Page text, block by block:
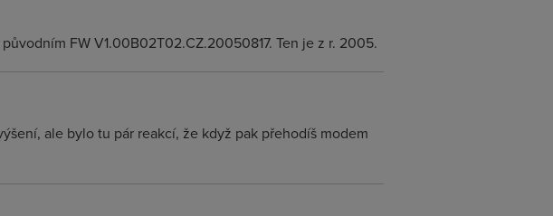
FW V1.00B02T02.CZ.20050817. Ten je z r. 2005.
ale bylo tu pár reakcí, že když pak přehodíš modem